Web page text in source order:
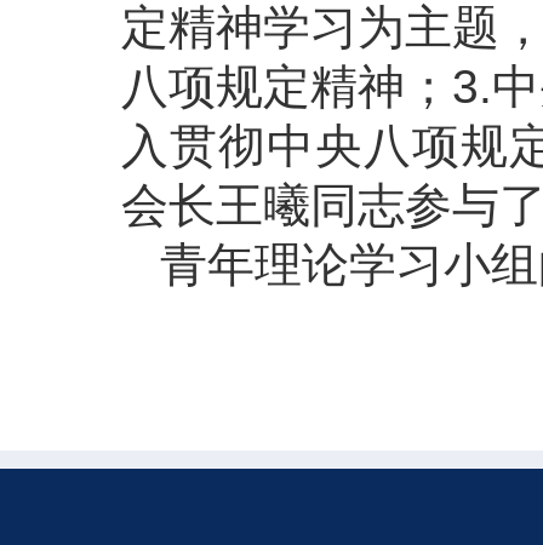
定精神学习为主题
八项规定精神；3.
入贯彻中央八项规
会长王曦同志参与
青年理论学习小